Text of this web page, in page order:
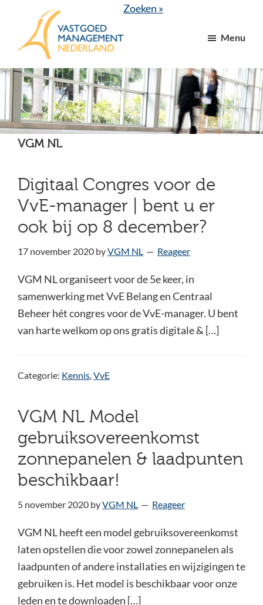
inhoud
VGM
NL
dé
branchevereniging
voor
vastgoed-
en
Zoeken »
Menu
VGM NL
Digitaal Congres voor de
VvE-manager | bent u er
ook bij op 8 december?
17 november 2020 byVGM NL Reageer
VGM NL organiseert voor de 5e keer, in
samenwerking met VvE Belang en Centraal
Beheer hét congres voor de VvE-manager. U bent
van harte welkom op ons gratis digitale & […]
Categorie: Kennis,VvE
VGM NL Model
gebruiksovereenkomst
zonnepanelen & laadpunten
beschikbaar!
5 november 2020 byVGM NL Reageer
VGM NL heeft een model gebruiksovereenkomst
laten opstellen die voor zowel zonnepanelen als
laadpunten of andere installaties en wijzigingen te
gebruiken is. Het model is beschikbaar voor onze
leden en te downloaden […]